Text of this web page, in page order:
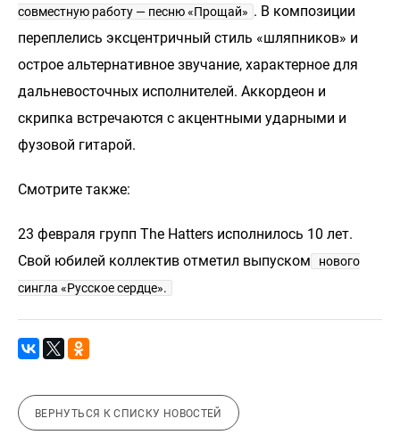
совместную работу — песню «Прощай» . В композиции
переплелись эксцентричный стиль «шляпников» и
острое альтернативное звучание, характерное для
дальневосточных исполнителей. Аккордеон и
скрипка встречаются с акцентными ударными и
фузовой гитарой.
Смотрите также:
23 февраля групп The Hatters исполнилось 10 лет.
Свой юбилей коллектив отметил выпуском
нового
сингла «Русское сердце».
ВЕРНУТЬСЯ К СПИСКУ НОВОСТЕЙ